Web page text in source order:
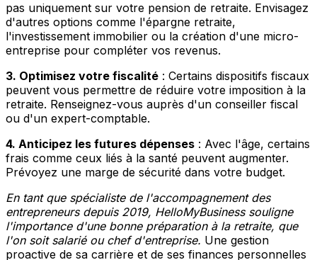
pas uniquement sur votre pension de retraite. Envisagez
d'autres options comme l'épargne retraite,
l'investissement immobilier ou la création d'une micro-
entreprise pour compléter vos revenus.
3. Optimisez votre fiscalité : Certains dispositifs fiscaux
peuvent vous permettre de réduire votre imposition à la
retraite. Renseignez-vous auprès d'un conseiller fiscal
ou d'un expert-comptable.
4. Anticipez les futures dépenses : Avec l'âge, certains
frais comme ceux liés à la santé peuvent augmenter.
Prévoyez une marge de sécurité dans votre budget.
En tant que spécialiste de l'accompagnement des
entrepreneurs depuis 2019, HelloMyBusiness souligne
l'importance d'une bonne préparation à la retraite, que
l'on soit salarié ou chef d'entreprise. Une gestion
proactive de sa carrière et de ses finances personnelles